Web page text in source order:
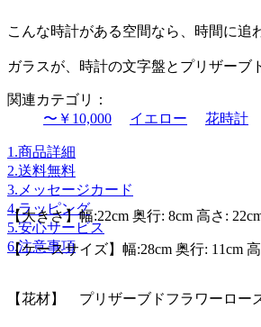
こんな時計がある空間なら、時間に追
ガラスが、時計の文字盤とプリザーブ
関連カテゴリ：
〜￥10,000
イエロー 花時計
1.商品詳細
2.送料無料
3.メッセージカード
4.ラッピング
5.安心サービス
6.注意事項
【大きさ】幅:22cm 奥行: 8cm 高さ:
【ケースサイズ】幅:28cm 奥行: 11cm
【花材】 プリザーブドフラワーロ
ローズ